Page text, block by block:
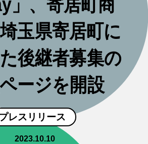
玉県寄居町に
後継者募集の
ージを開設
レスリリース
2023.10.10